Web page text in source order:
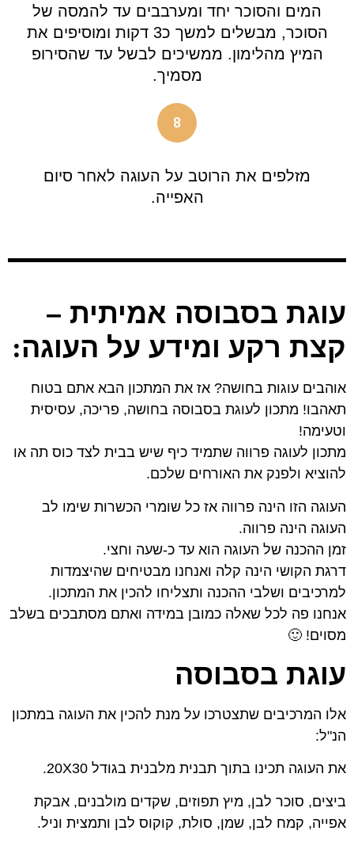
המים והסוכר יחד ומערבבים עד להמסה של
הסוכר, מבשלים למשך כ3 דקות ומוסיפים את
המיץ מהלימון. ממשיכים לבשל עד שהסירופ
מסמיך.
8
מזלפים את הרוטב על העוגה לאחר סיום
האפייה.
עוגת בסבוסה אמיתית –
קצת רקע ומידע על העוגה:
אוהבים עוגות בחושה? אז את המתכון הבא אתם בטוח
תאהבו! מתכון לעוגת בסבוסה בחושה, פריכה, עסיסית
וטעימה!
מתכון לעוגה פרווה שתמיד כיף שיש בבית לצד כוס תה או
להוציא ולפנק את האורחים שלכם.
העוגה הזו הינה פרווה אז כל שומרי הכשרות שימו לב
העוגה הינה פרווה.
זמן ההכנה של העוגה הוא עד כ-שעה וחצי.
דרגת הקושי הינה קלה ואנחנו מבטיחים שהיצמדות
למרכיבים ושלבי ההכנה ותצליחו להכין את המתכון.
אנחנו פה לכל שאלה כמובן במידה ואתם מסתבכים בשלב
מסוים! 🙂
עוגת בסבוסה
אלו המרכיבים שתצטרכו על מנת להכין את העוגה במתכון
הנ"ל:
את העוגה תכינו בתוך תבנית מלבנית בגודל 20X30.
ביצים, סוכר לבן, מיץ תפוזים, שקדים מולבנים, אבקת
אפייה, קמח לבן, שמן, סולת, קוקוס לבן ותמצית וניל.